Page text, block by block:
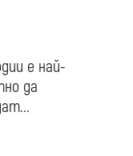
е най-
да